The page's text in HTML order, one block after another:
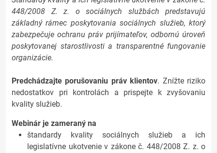
448/2008 Z. z. o sociálnych službách predstavujú
základný rámec poskytovania sociálnych služieb, ktorý
zabezpečuje ochranu práv prijímateľov, odbornú úroveň
poskytovanej starostlivosti a transparentné fungovanie
organizácie.
Predchádzajte porušovaniu práv klientov. Znížte riziko
nedostatkov pri kontrolách a prispejte k zvyšovaniu
kvality služieb.
Webinár je zameraný na
štandardy kvality sociálnych služieb a ich
legislatívne ukotvenie v zákone č. 448/2008 Z. z. o